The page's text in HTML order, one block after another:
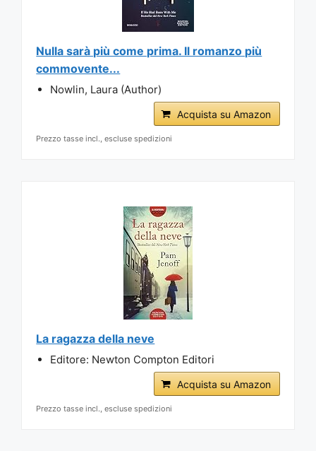
Nulla sarà più come prima. Il romanzo più
commovente...
Nowlin, Laura (Author)
Acquista su Amazon
Prezzo tasse incl., escluse spedizioni
La ragazza della neve
Editore: Newton Compton Editori
Acquista su Amazon
Prezzo tasse incl., escluse spedizioni